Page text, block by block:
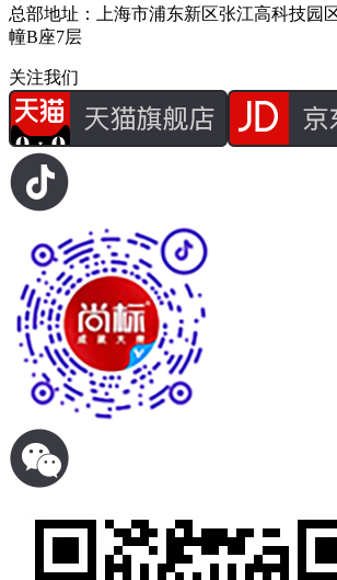
总部地址：上海市浦东新区张江高科技园
幢B座7层
关注我们